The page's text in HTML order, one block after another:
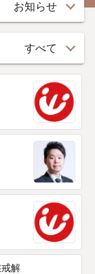
解
お知らせ
すべて